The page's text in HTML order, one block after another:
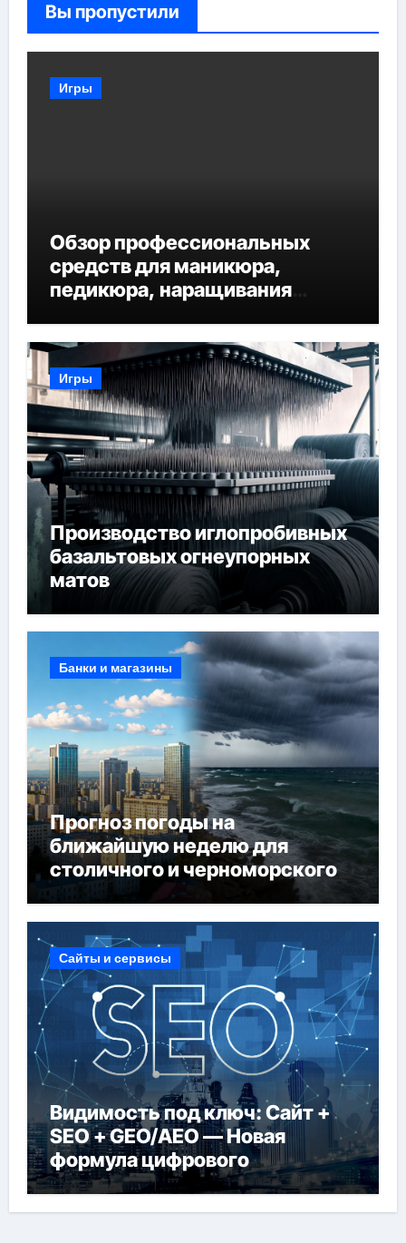
Вы пропустили
Игры
Обзор профессиональных
средств для маникюра,
педикюра, наращивания
Игры
Производство иглопробивных
базальтовых огнеупорных
матов
Банки и магазины
Прогноз погоды на
ближайшую неделю для
столичного и черноморского
регионов
Сайты и сервисы
Видимость под ключ: Сайт +
SEO + GEO/AEO — Новая
формула цифрового
присутствия в 2026 году